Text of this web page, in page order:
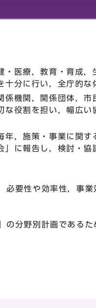
・医療，教育・育成
分に行い，全庁的な
係機関，関係団体，
な役割を担い，幅広
年，施策・事業に関
」に報告し，検討・
必要性や効率性，事
の分野別計画である